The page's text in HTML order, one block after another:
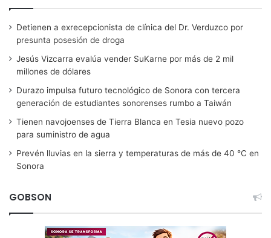
Detienen a exrecepcionista de clínica del Dr. Verduzco por
presunta posesión de droga
Jesús Vizcarra evalúa vender SuKarne por más de 2 mil
millones de dólares
Durazo impulsa futuro tecnológico de Sonora con tercera
generación de estudiantes sonorenses rumbo a Taiwán
Tienen navojoenses de Tierra Blanca en Tesia nuevo pozo
para suministro de agua
Prevén lluvias en la sierra y temperaturas de más de 40 °C en
Sonora
GOBSON